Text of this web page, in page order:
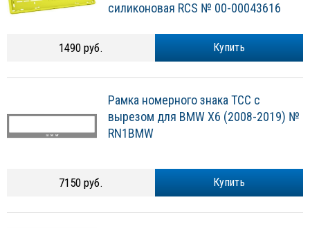
силиконовая RCS № 00-00043616
Купить
1490 руб.
Рамка номерного знака ТСС с
вырезом для BMW X6 (2008-2019) №
RN1BMW
Купить
7150 руб.